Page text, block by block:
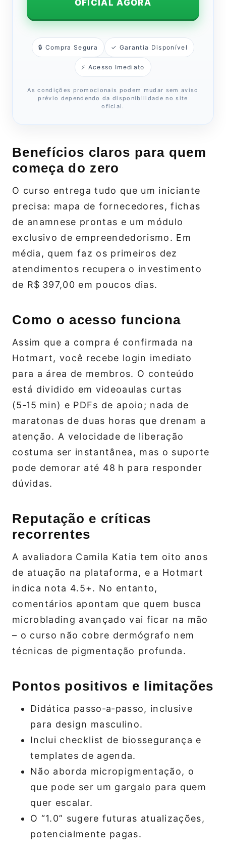
OFICIAL AGORA
🔒 Compra Segura ✓ Garantia Disponível
⚡ Acesso Imediato
As condições promocionais podem mudar sem aviso
prévio dependendo da disponibilidade no site
oficial.
Benefícios claros para quem
começa do zero
O curso entrega tudo que um iniciante
precisa: mapa de fornecedores, fichas
de anamnese prontas e um módulo
exclusivo de empreendedorismo. Em
média, quem faz os primeiros dez
atendimentos recupera o investimento
de R$ 397,00 em poucos dias.
Como o acesso funciona
Assim que a compra é confirmada na
Hotmart, você recebe login imediato
para a área de membros. O conteúdo
está dividido em videoaulas curtas
(5‑15 min) e PDFs de apoio; nada de
maratonas de duas horas que drenam a
atenção. A velocidade de liberação
costuma ser instantânea, mas o suporte
pode demorar até 48 h para responder
dúvidas.
Reputação e críticas
recorrentes
A avaliadora Camila Katia tem oito anos
de atuação na plataforma, e a Hotmart
indica nota 4.5+. No entanto,
comentários apontam que quem busca
microblading avançado vai ficar na mão
– o curso não cobre dermógrafo nem
técnicas de pigmentação profunda.
Pontos positivos e limitações
Didática passo‑a‑passo, inclusive
para design masculino.
Inclui checklist de biossegurança e
templates de agenda.
Não aborda micropigmentação, o
que pode ser um gargalo para quem
quer escalar.
O “1.0” sugere futuras atualizações,
potencialmente pagas.